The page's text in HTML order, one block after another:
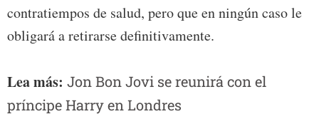
contratiempos de salud, pero que en ningún caso le
obligará a retirarse definitivamente.
Lea más: Jon Bon Jovi se reunirá con el
príncipe Harry en Londres